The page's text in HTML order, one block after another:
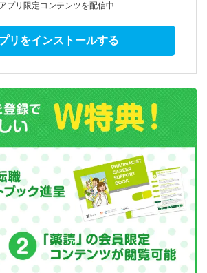
プリ限定コンテンツを配信中
リをインストールする